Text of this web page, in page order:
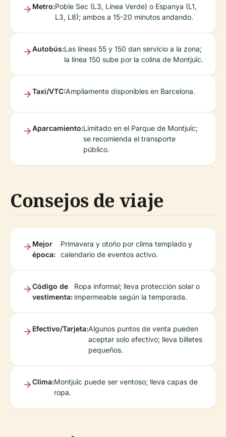
Metro:Poble Sec (L3, Línea Verde) o Espanya (L1,
L3, L8); ambos a 15-20 minutos andando.
Autobús:Las líneas 55 y 150 dan servicio a la zona;
la línea 150 sube por la colina de Montjuïc.
Taxi/VTC:Ampliamente disponibles en Barcelona.
Aparcamiento:Limitado en el Parque de Montjuïc;
se recomienda el transporte
público.
Consejos de viaje
Mejor
época:
Primavera y otoño por clima templado y
calendario de eventos activo.
Código de
vestimenta:
Ropa informal; lleva protección solar o
impermeable según la temporada.
Efectivo/Tarjeta:Algunos puntos de venta pueden
aceptar solo efectivo; lleva billetes
pequeños.
Clima:Montjuïc puede ser ventoso; lleva capas de
ropa.